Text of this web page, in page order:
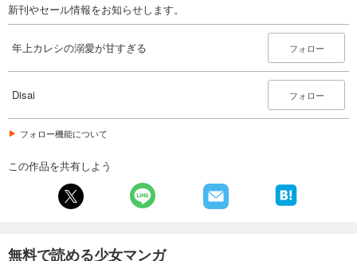
新刊やセール情報をお知らせします。
年上カレシの溺愛が甘すぎる フォロー
Disai フォロー
フォロー機能について
この作品を共有しよう
無料で読める少女マンガ